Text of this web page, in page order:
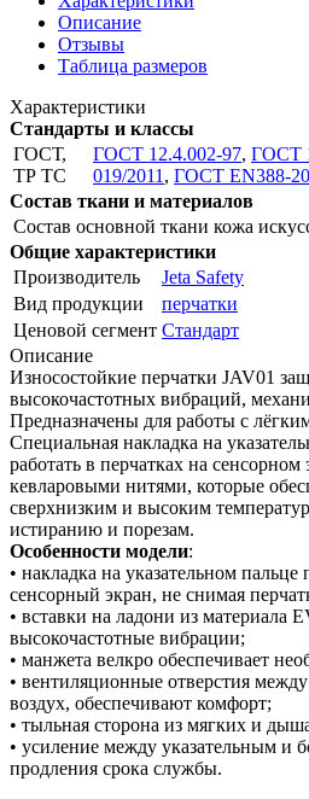
Описание
Отзывы
Таблица размеров
Характеристики
Стандарты и классы
ГОСТ,
ТР ТС
ГОСТ 12.4.002-97, ГОСТ
019/2011 , ГОСТ EN388-
Состав ткани и материалов
Состав основной ткани кожа
Общие характеристики
Производитель
Jeta Safety
Вид продукции
перчатки
Ценовой сегмент Стандарт
Описание
Износостойкие перчатки JAV01
высокочастотных вибраций,
Предназначены для работы с
Специальная накладка на
работать в перчатках на
кевларовыми нитями, которые
сверхнизким и высоким
истиранию и порезам.
Особенности модели:
• накладка на указательном пальце
сенсорный экран, не снимая
• вставки на ладони из материала
высокочастотные вибрации;
• манжета велкро обеспечивает
• вентиляционные отверстия
воздух, обеспечивают комфорт;
• тыльная сторона из мягких и
• усиление между указательным и
продления срока службы.